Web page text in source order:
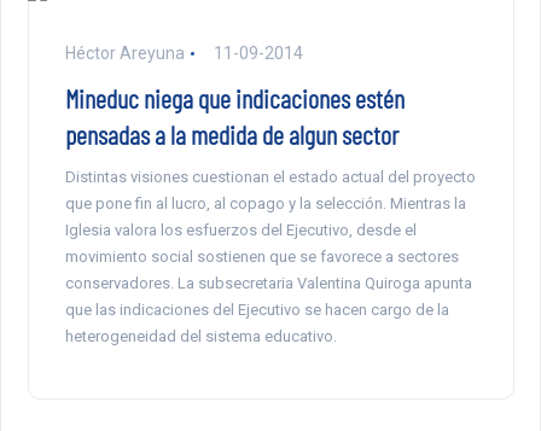
Héctor Areyuna 11-09-2014
Mineduc niega que indicaciones estén
pensadas a la medida de algun sector
Distintas visiones cuestionan el estado actual del proyecto
que pone fin al lucro, al copago y la selección. Mientras la
Iglesia valora los esfuerzos del Ejecutivo, desde el
movimiento social sostienen que se favorece a sectores
conservadores. La subsecretaria Valentina Quiroga apunta
que las indicaciones del Ejecutivo se hacen cargo de la
heterogeneidad del sistema educativo.